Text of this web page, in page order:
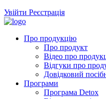
Увійти Реєстрація
Про продукцію
Про продукт
Відео про
Відгуки про
Довідковий
Програми
Програма Detox